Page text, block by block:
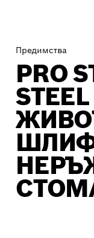
Предимства
PRO